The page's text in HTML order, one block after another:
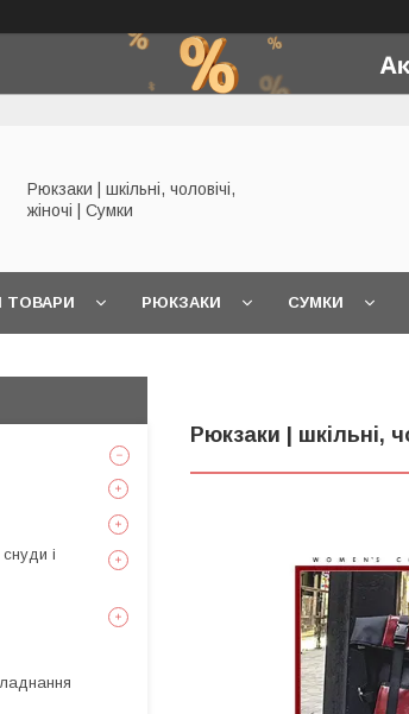
Рюкзаки | шкільні, чоловічі,
жіночі | Сумки
ТОВАРИ РЮКЗАКИ СУМКИ
Рюкзаки | шкільні,
і